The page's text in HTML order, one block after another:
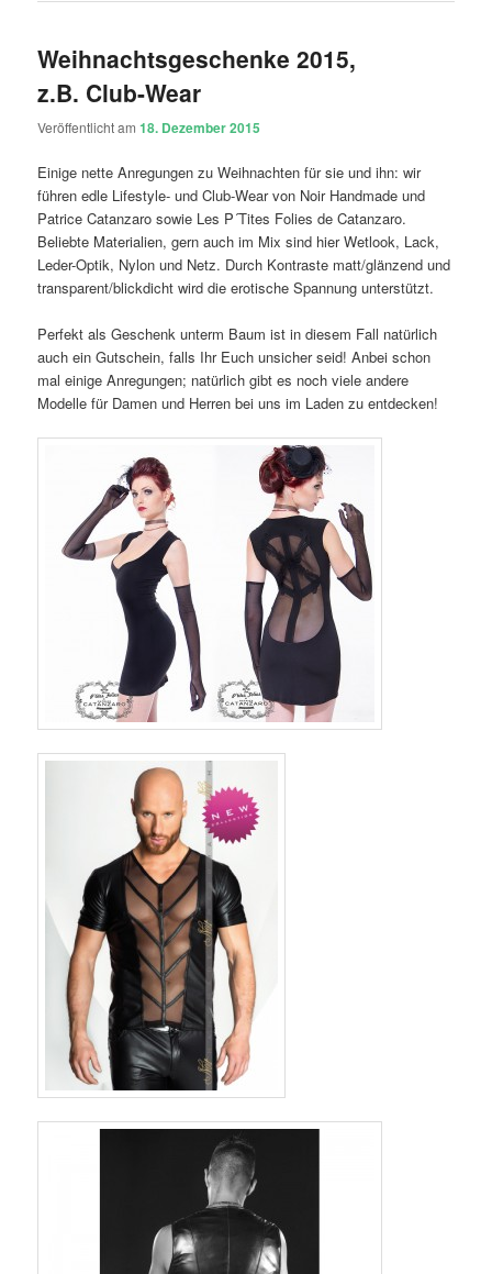
Weihnachtsgeschenke 2015,
z.B. Club-Wear
Veröffentlicht am18. Dezember 2015
Einige nette Anregungen zu Weihnachten für sie und ihn: wir
führen edle Lifestyle- und Club-Wear von Noir Handmade und
Patrice Catanzaro sowie Les P´Tites Folies de Catanzaro.
Beliebte Materialien, gern auch im Mix sind hier Wetlook, Lack,
Leder-Optik, Nylon und Netz. Durch Kontraste matt/glänzend und
transparent/blickdicht wird die erotische Spannung unterstützt.
Perfekt als Geschenk unterm Baum ist in diesem Fall natürlich
auch ein Gutschein, falls Ihr Euch unsicher seid! Anbei schon
mal einige Anregungen; natürlich gibt es noch viele andere
Modelle für Damen und Herren bei uns im Laden zu entdecken!